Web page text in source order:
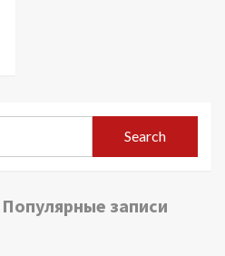
Популярные записи